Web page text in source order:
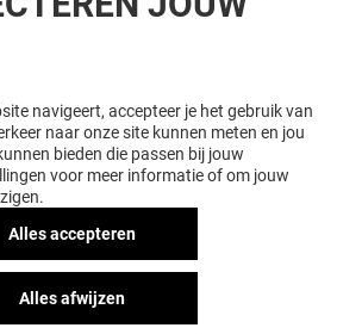
navigeert, accepteer je het gebruik van
naar onze site kunnen meten en jou
bieden die passen bij jouw
voor meer informatie of om jouw
Alles accepteren
Alles afwijzen